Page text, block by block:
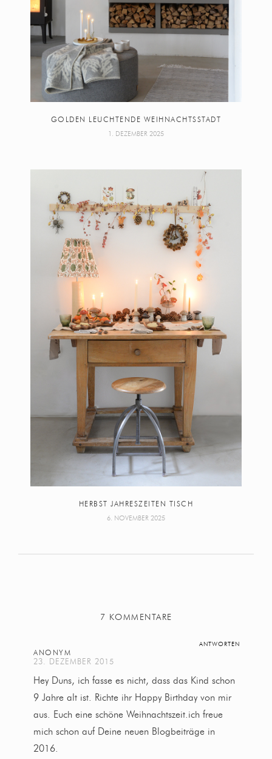
GOLDEN LEUCHTENDE WEIHNACHTSSTADT
1. DEZEMBER 2025
HERBST JAHRESZEITEN TISCH
6. NOVEMBER 2025
7 KOMMENTARE
ANTWORTEN
ANONYM
23. DEZEMBER 2015
Hey Duns, ich fasse es nicht, dass das Kind schon
9 Jahre alt ist. Richte ihr Happy Birthday von mir
aus. Euch eine schöne Weihnachtszeit.ich freue
mich schon auf Deine neuen Blogbeiträge in
2016.